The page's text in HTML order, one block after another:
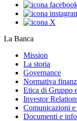
La Banca
Mission
La storia
Governance
Normativa
Etica di Gruppo
Investor
Comunicazioni e
Documenti e